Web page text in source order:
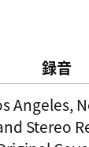
録音
Angeles,
Stereo